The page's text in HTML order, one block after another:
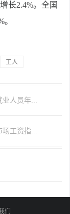
长2.4%。全国
工人
业人员年...
场工资指...
们